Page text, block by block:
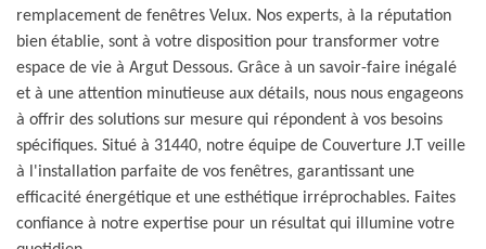
remplacement de fenêtres Velux. Nos experts, à la réputation
bien établie, sont à votre disposition pour transformer votre
espace de vie à Argut Dessous. Grâce à un savoir-faire inégalé
et à une attention minutieuse aux détails, nous nous engageons
à offrir des solutions sur mesure qui répondent à vos besoins
spécifiques. Situé à 31440, notre équipe de Couverture J.T veille
à l'installation parfaite de vos fenêtres, garantissant une
efficacité énergétique et une esthétique irréprochables. Faites
confiance à notre expertise pour un résultat qui illumine votre